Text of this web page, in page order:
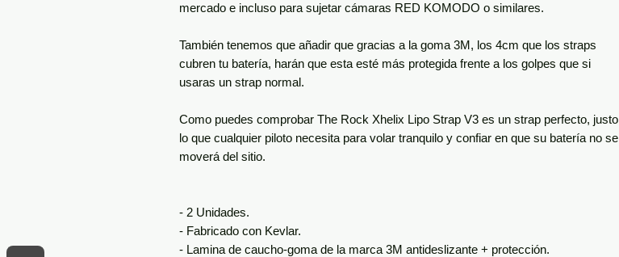
mercado e incluso para sujetar cámaras RED KOMODO o similares.
También tenemos que añadir que gracias a la goma 3M, los 4cm que los straps
cubren tu batería, harán que esta esté más protegida frente a los golpes que si
usaras un strap normal.
Como puedes comprobar The Rock Xhelix Lipo Strap V3 es un strap perfecto, justo
lo que cualquier piloto necesita para volar tranquilo y confiar en que su batería no se
moverá del sitio.
- 2 Unidades.
- Fabricado con Kevlar.
- Lamina de caucho-goma de la marca 3M antideslizante + protección.